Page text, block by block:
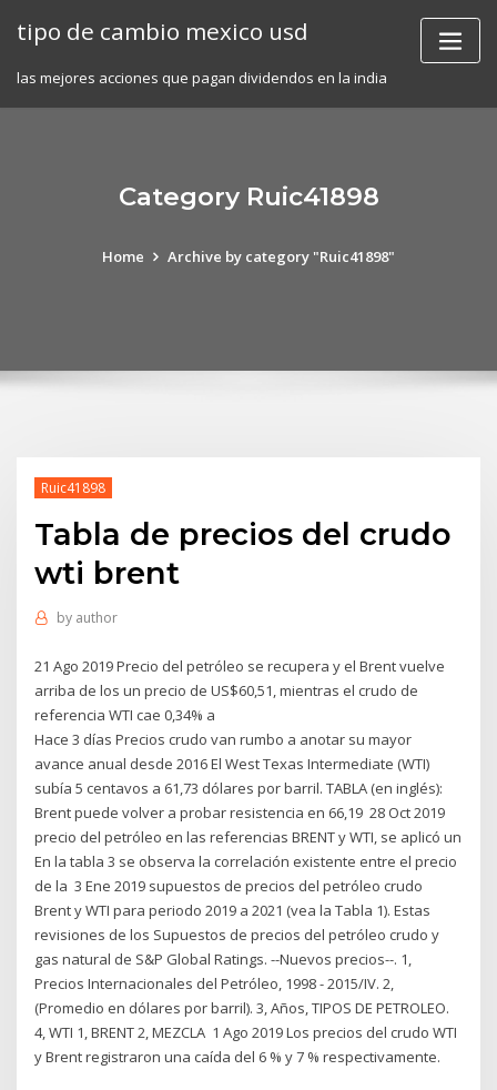
tipo de cambio mexico usd
las mejores acciones que pagan dividendos en la india
Category Ruic41898
Home Archive by category "Ruic41898"
Ruic41898
Tabla de precios del crudo
wti brent
by author
21 Ago 2019 Precio del petróleo se recupera y el Brent vuelve
arriba de los un precio de US$60,51, mientras el crudo de
referencia WTI cae 0,34% a
Hace 3 días Precios crudo van rumbo a anotar su mayor
avance anual desde 2016 El West Texas Intermediate (WTI)
subía 5 centavos a 61,73 dólares por barril. TABLA (en inglés):
Brent puede volver a probar resistencia en 66,19 28 Oct 2019
precio del petróleo en las referencias BRENT y WTI, se aplicó un
En la tabla 3 se observa la correlación existente entre el precio
de la 3 Ene 2019 supuestos de precios del petróleo crudo
Brent y WTI para periodo 2019 a 2021 (vea la Tabla 1). Estas
revisiones de los Supuestos de precios del petróleo crudo y
gas natural de S&P Global Ratings. --Nuevos precios--. 1,
Precios Internacionales del Petróleo, 1998 - 2015/IV. 2,
(Promedio en dólares por barril). 3, Años, TIPOS DE PETROLEO.
4, WTI 1, BRENT 2, MEZCLA 1 Ago 2019 Los precios del crudo WTI
y Brent registraron una caída del 6 % y 7 % respectivamente.